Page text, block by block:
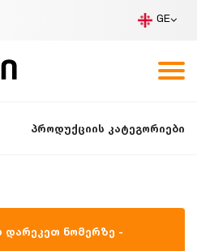
GE
პროდუქციის კატეგორიები
დარეკეთ ნომერზე -